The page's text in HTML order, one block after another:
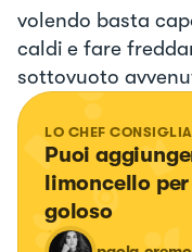
volendo basta
caldi e fare
sottovuoto
LO CHEF
Puoi
limoncello
goloso